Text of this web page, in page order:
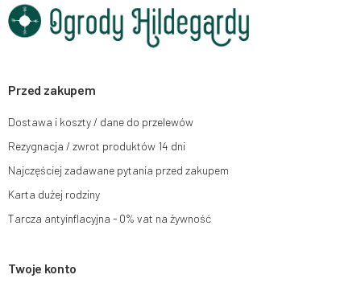
chwili rezygnacji z subskrypcji.
Przysługuje Ci prawo do żądania dostępu do swoich danych osobowych,
ich sprostowania, usunięcia, ograniczenia przetwarzania, wniesienia
momencie bez wpływu na zgodność z prawem przetwarzania, którego
dokonano na podstawie zgody przed jej cofnięciem. W tym celu możesz
e-mail lub pisemnie na adres siedziby.
Więcej informacji:www.mouton.pl/ODO
Przed zakupem
Dostawa i koszty / dane do przelewów
Rezygnacja / zwrot produktów 14 dni
Najczęściej zadawane pytania przed zakupem
Karta dużej rodziny
Tarcza antyinflacyjna - 0% vat na żywność
Twoje konto